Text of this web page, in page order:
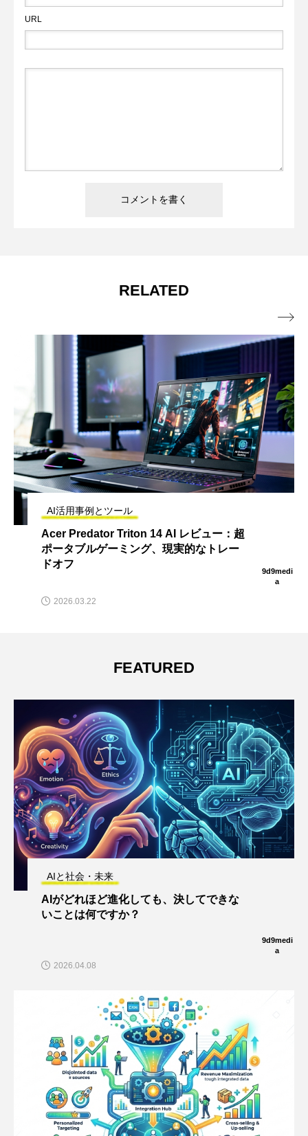
URL
RELATED
AI活用事例とツール
Claudeをペアプログラマーとして活用
し、2000ダウンロードと600ドルの収益
を達成したApple Watchアプリの構築
9d9medi
a
2026.03.22

FEATURED
AIと社会・未来
AIがどれほど進化しても、決してできな
いことは何ですか？
9d9medi
a
2026.04.08